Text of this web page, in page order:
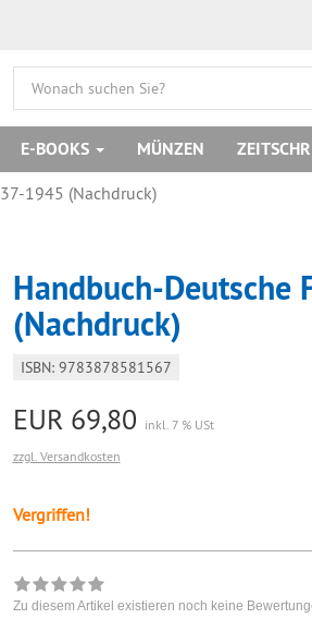
E-BOOKS MÜNZEN
1945 (Nachdruck)
Handbuch-
(Nachdruck)
ISBN: 9783878581567
EUR 69,80 inkl. 7 % USt
zzgl. Versandkosten
Vergriffen!
Zu diesem Artikel existieren noch keine